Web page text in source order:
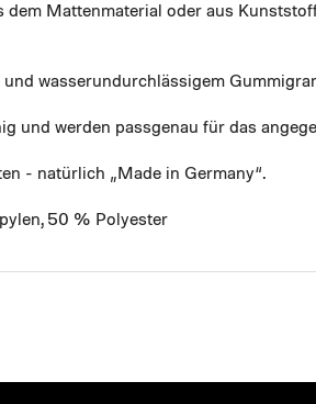
Mattenmaterial oder aus
wasserundurchlässigem
und werden passgenau für das
- natürlich „Made in Germany“.
50 % Polyester